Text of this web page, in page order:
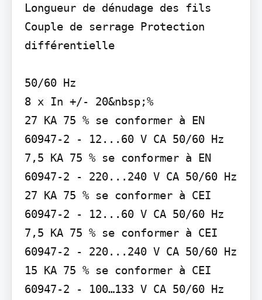
Longueur de dénudage des fils
Couple de serrage Protection
différentielle
50/60 Hz
8 x In +/- 20&nbsp;%
27 KA 75 % se conformer à EN
60947-2 - 12...60 V CA 50/60 Hz
7,5 KA 75 % se conformer à EN
60947-2 - 220...240 V CA 50/60 Hz
27 KA 75 % se conformer à CEI
60947-2 - 12...60 V CA 50/60 Hz
7,5 KA 75 % se conformer à CEI
60947-2 - 220...240 V CA 50/60 Hz
15 KA 75 % se conformer à CEI
60947-2 - 100…133 V CA 50/60 Hz